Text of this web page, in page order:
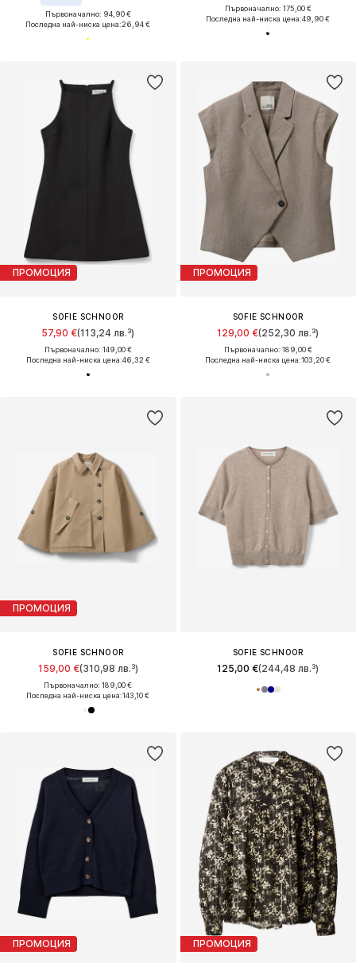
Първоначално: 94,90 €
Последна най-ниска цена:26,94 €
Първоначално: 175,00 €
Последна най-ниска цена:49,90 €
ПРОМОЦИЯ
SOFIE SCHNOOR
57,90 €(113,24 лв.³)
Първоначално: 149,00 €
Последна най-ниска цена:46,32 €
ПРОМОЦИЯ
SOFIE SCHNOOR
129,00 €(252,30 лв.³)
Първоначално: 189,00 €
Последна най-ниска цена:103,20 €
ПРОМОЦИЯ
SOFIE SCHNOOR
159,00 €(310,98 лв.³)
Първоначално: 189,00 €
Последна най-ниска цена:143,10 €
SOFIE SCHNOOR
125,00 €(244,48 лв.³)
ПРОМОЦИЯ ПРОМОЦИЯ